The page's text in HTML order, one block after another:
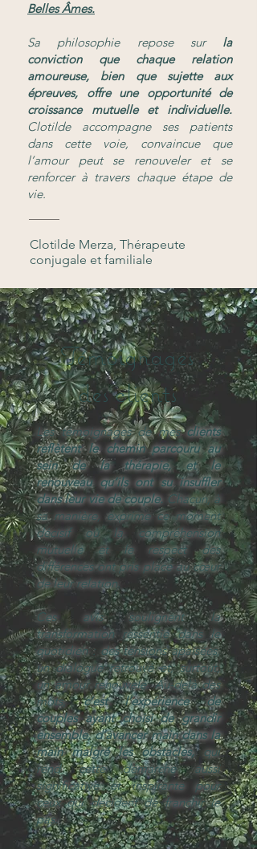
Belles Âmes.
Sa philosophie repose sur la
conviction que chaque relation
amoureuse, bien que sujette aux
épreuves, offre une opportunité de
croissance mutuelle et individuelle.
Clotilde accompagne ses patients
dans cette voie, convaincue que
l’amour peut se renouveler et se
renforcer à travers chaque étape de
vie.
Clotilde Merza, Thérapeute
conjugale et familiale
Témoignages
des clients
Les témoignages de mesclients
reflètent le chemin parcouru au
sein de la thérapie, et le
renouveau qu’ils ont su insuffler
dans leur vie de couple. Chacun, à
sa manière, exprime ce moment
décisif où la compréhension
mutuelle et le respect des
différences ont pris place au cœur
de leur relation.
Ces avis soulignent la
transformation ressentie dans le
quotidien : des tensions apaisées,
un dialogue retrouvé et, surtout,
un amour renouvelé. Au-delà des
mots,c’est l’expérience de
couples ayant choisi de grandir
ensemble, d’avancer main dans la
main malgré les obstacles,qui
rend cette démarche aussi
significative et inspirante pour
ceux qui décident de franchir le
pas.